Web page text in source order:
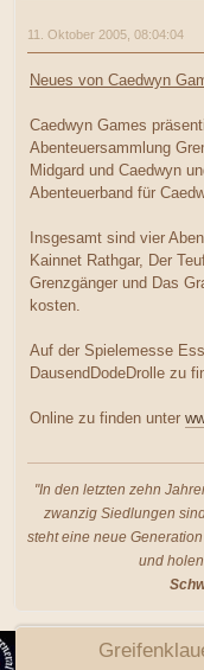
11. Oktober 2005, 08:04:04
Neues von Caedwyn
Caedwyn Games
Abenteuersammlung
Midgard und Caedwyn
Abenteuerband für
Insgesamt sind vier
Kainnet Rathgar, Der
Grenzgänger und Das
kosten.
Auf der Spielemesse
DausendDodeDrolle zu
Online zu finden unter
"In den letzten zehn
zwanzig Siedlungen
steht eine neue
und